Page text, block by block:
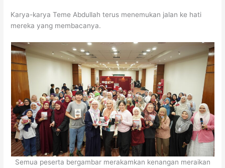
Karya-karya Teme Abdullah terus menemukan jalan ke hati
mereka yang membacanya.
Semua peserta bergambar merakamkan kenangan meraikan